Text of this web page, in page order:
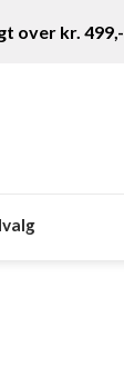
over kr. 499,-